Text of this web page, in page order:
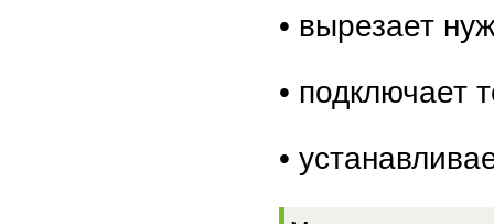
• вырезает
• подключает
•